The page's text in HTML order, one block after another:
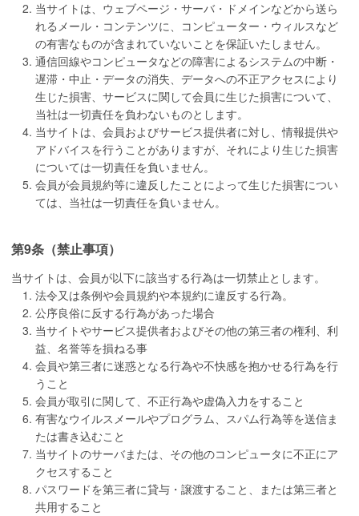
当サイトは、ウェブページ・サーバ・ドメインなどから送ら
れるメール・コンテンツに、コンピューター・ウィルスなど
の有害なものが含まれていないことを保証いたしません。
通信回線やコンピュータなどの障害によるシステムの中断・
遅滞・中止・データの消失、データへの不正アクセスにより
生じた損害、サービスに関して会員に生じた損害について、
当社は一切責任を負わないものとします。
当サイトは、会員およびサービス提供者に対し、情報提供や
アドバイスを行うことがありますが、それにより生じた損害
については一切責任を負いません。
会員が会員規約等に違反したことによって生じた損害につい
ては、当社は一切責任を負いません。
第9条（禁止事項）
当サイトは、会員が以下に該当する行為は一切禁止とします。
法令又は条例や会員規約や本規約に違反する行為。
公序良俗に反する行為があった場合
当サイトやサービス提供者およびその他の第三者の権利、利
益、名誉等を損ねる事
会員や第三者に迷惑となる行為や不快感を抱かせる行為を行
うこと
会員が取引に関して、不正行為や虚偽入力をすること
有害なウイルスメールやプログラム、スパム行為等を送信ま
たは書き込むこと
当サイトのサーバまたは、その他のコンピュータに不正にア
クセスすること
パスワードを第三者に貸与・譲渡すること、または第三者と
共用すること